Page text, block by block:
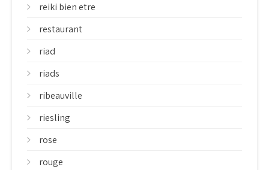
reiki bien etre
restaurant
riad
riads
ribeauville
riesling
rose
rouge